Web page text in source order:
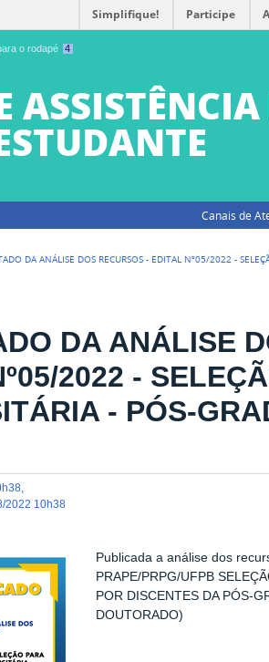
o rodapé 4
Simplifique! Participe
ASSISTÊNCIA
Canais de
DA ANÁLISE DOS RECURSOS - EDITAL Nº05/2022 -
DA ANÁLISE
2022 -
- PÓS-
2022 10h38
Publicada a análise dos
PRAPE/PRPG/UFPB
POR DISCENTES DA PÓS-
DOUTORADO)